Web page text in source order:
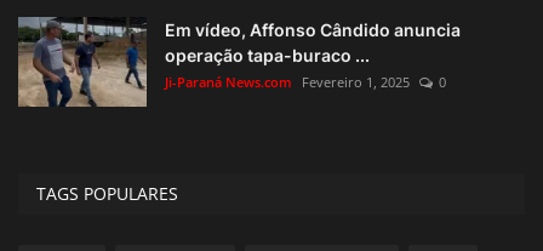
Em vídeo, Affonso Cândido anuncia
operação tapa-buraco ...
Ji-Paraná News.com Fevereiro 1, 2025 0
TAGS POPULARES